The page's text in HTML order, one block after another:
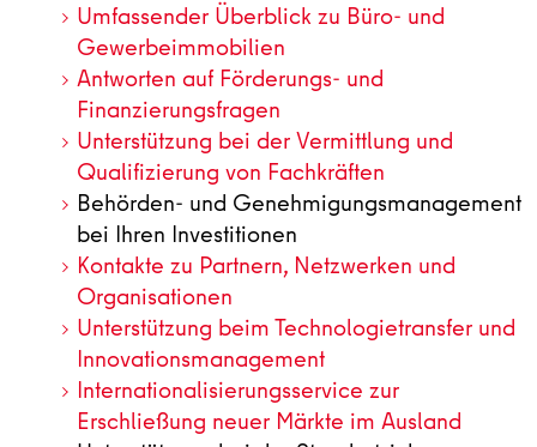
Umfassender Überblick zu Büro- und
Gewerbeimmobilien
Antworten auf Förderungs- und
Finanzierungsfragen
Unterstützung bei der Vermittlung und
Qualifizierung von Fachkräften
Behörden- und Genehmigungsmanagement
bei Ihren Investitionen
Kontakte zu Partnern, Netzwerken und
Organisationen
Unterstützung beim Technologietransfer und
Innovationsmanagement
Internationalisierungsservice zur
Erschließung neuer Märkte im Ausland